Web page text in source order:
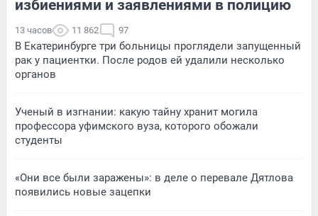
избиениями и заявлениями в полицию
13 часов 11 862 97
В Екатеринбурге три больницы проглядели запущенный
рак у пациентки. После родов ей удалили несколько
органов
Ученый в изгнании: какую тайну хранит могила
профессора уфимского вуза, которого обожали
студенты
«Они все были заражены»: в деле о перевале Дятлова
появились новые зацепки